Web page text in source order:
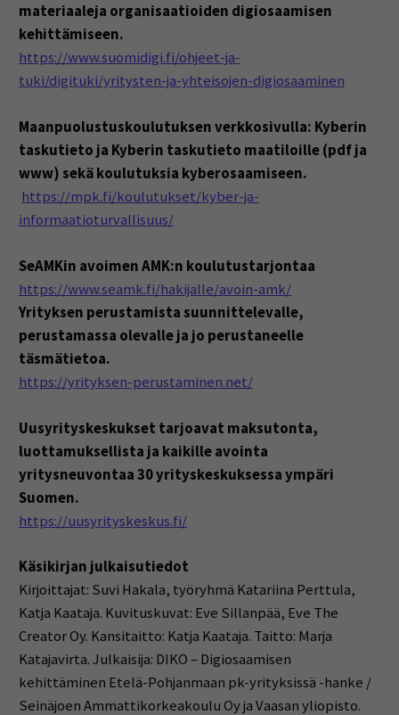
materiaaleja organisaatioiden digiosaamisen
kehittämiseen.
https://www.suomidigi.fi/ohjeet-ja-
tuki/digituki/yritysten-ja-yhteisojen-digiosaaminen
Maanpuolustuskoulutuksen verkkosivulla: Kyberin
taskutieto ja Kyberin taskutieto maatiloille (pdf ja
www) sekä koulutuksia kyberosaamiseen.
https://mpk.fi/koulutukset/kyber-ja-
informaatioturvallisuus/
SeAMKin avoimen AMK:n koulutustarjontaa
https://www.seamk.fi/hakijalle/avoin-amk/
Yrityksen perustamista suunnittelevalle,
perustamassa olevalle ja jo perustaneelle
täsmätietoa.
https://yrityksen-perustaminen.net/
Uusyrityskeskukset tarjoavat maksutonta,
luottamuksellista ja kaikille avointa
yritysneuvontaa 30 yrityskeskuksessa ympäri
Suomen.
https://uusyrityskeskus.fi/
Käsikirjan julkaisutiedot
Kirjoittajat: Suvi Hakala, työryhmä Katariina Perttula,
Katja Kaataja. Kuvituskuvat: Eve Sillanpää, Eve The
Creator Oy. Kansitaitto: Katja Kaataja. Taitto: Marja
Katajavirta.Julkaisija: DIKO – Digiosaamisen
kehittäminen Etelä-Pohjanmaan pk-yrityksissä -hanke /
Seinäjoen Ammattikorkeakoulu Oy ja Vaasan yliopisto.